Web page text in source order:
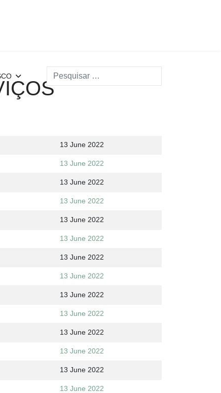
Search
13 June 2022
13 June 2022
13 June 2022
13 June 2022
13 June 2022
13 June 2022
13 June 2022
13 June 2022
13 June 2022
13 June 2022
13 June 2022
13 June 2022
13 June 2022
13 June 2022